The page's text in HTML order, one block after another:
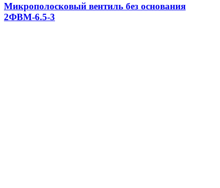
Микрополосковый вентиль без основания
2ФВМ-6.5-3